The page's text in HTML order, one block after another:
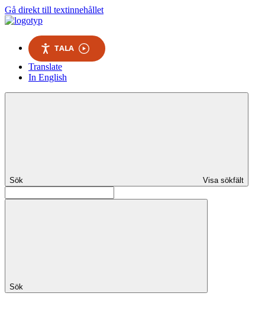
Gå direkt till textinnehållet
TALA
Translate
In English
Sök Visa sökfält
Sök